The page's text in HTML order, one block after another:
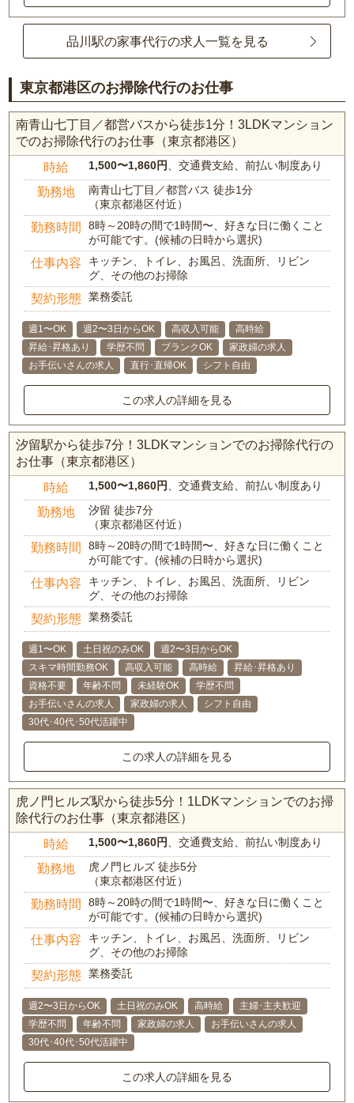
品川駅の家事代行の求人一覧を見る
東京都港区のお掃除代行のお仕事
南青山七丁目／都営バスから徒歩1分！3LDKマンション
でのお掃除代行のお仕事（東京都港区）
時給 1,500〜1,860円 、交通費支給、前払い制度あり
勤務地
南青山七丁目／都営バス 徒歩1分
（東京都港区付近）
勤務時間
8時～20時の間で1時間〜、好きな日に働くこと
が可能です。(候補の日時から選択)
仕事内容
キッチン、トイレ、お風呂、洗面所、リビン
グ、その他のお掃除
契約形態 業務委託
週1〜OK 週2〜3日からOK 高収入可能
高時給
昇給･昇格あり
学歴不問 ブランクOK
家政婦の求人
お手伝いさんの求人
直行･直帰OK シフト自由
この求人の詳細を見る
汐留駅から徒歩7分！3LDKマンションでのお掃除代行の
お仕事（東京都港区）
時給 1,500〜1,860円 、交通費支給、前払い制度あり
勤務地
汐留 徒歩7分
（東京都港区付近）
勤務時間
8時～20時の間で1時間〜、好きな日に働くこと
が可能です。(候補の日時から選択)
仕事内容
キッチン、トイレ、お風呂、洗面所、リビン
グ、その他のお掃除
契約形態 業務委託
週1〜OK 土日祝のみOK
週2〜3日からOK
スキマ時間勤務OK
高収入可能 高時給
昇給･昇格あり
資格不要
年齢不問 未経験OK
学歴不問
お手伝いさんの求人
家政婦の求人
シフト自由
30代･40代･50代活躍中
この求人の詳細を見る
虎ノ門ヒルズ駅から徒歩5分！1LDKマンションでのお掃
除代行のお仕事（東京都港区）
時給 1,500〜1,860円 、交通費支給、前払い制度あり
勤務地
虎ノ門ヒルズ 徒歩5分
（東京都港区付近）
勤務時間
8時～20時の間で1時間〜、好きな日に働くこと
が可能です。(候補の日時から選択)
仕事内容
キッチン、トイレ、お風呂、洗面所、リビン
グ、その他のお掃除
契約形態 業務委託
週2〜3日からOK 土日祝のみOK 高時給
主婦･主夫歓迎
学歴不問
年齢不問 家政婦の求人
お手伝いさんの求人
30代･40代･50代活躍中
この求人の詳細を見る